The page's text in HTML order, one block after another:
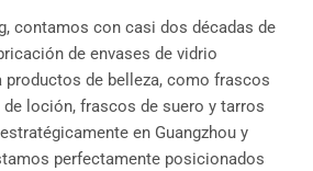
contamos con casi dos décadas de
de envases de vidrio
productos de belleza, como frascos
loción, frascos de suero y tarros
en Guangzhou y
perfectamente posicionados